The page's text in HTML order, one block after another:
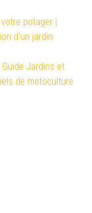
potager |
d’un jardin
Jardins et
de motoculture